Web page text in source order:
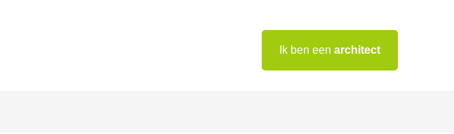
Ik ben een architect